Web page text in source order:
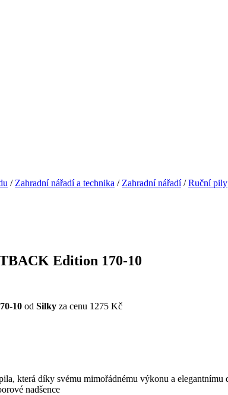
/ Zahradní nářadí a technika / Zahradní nářadí/Ruční pily
Edition 170-10
10 od Silky za cenu 1275 Kč
která díky svému mimořádnému výkonu a
nadšence